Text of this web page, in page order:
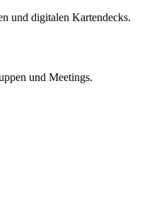
und digitalen Kartendecks.
und Meetings.